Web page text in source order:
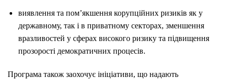
виявлення та пом’якшення корупційних ризиків як у
державному, так і в приватному секторах, зменшення
вразливостей у сферах високого ризику та підвищення
прозорості демократичних процесів.
Програма також заохочує ініціативи, що надають